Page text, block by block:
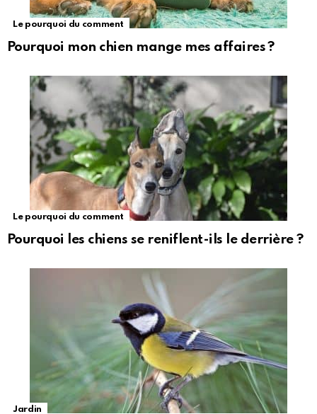
Le pourquoi du comment
Pourquoi mon chien mange mes affaires ?
Le pourquoi du comment
Pourquoi les chiens se reniflent-ils le derrière ?
Jardin